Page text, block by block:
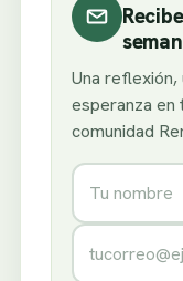
Una reflexión,
esperanza en
comunidad
Nombre
Correo